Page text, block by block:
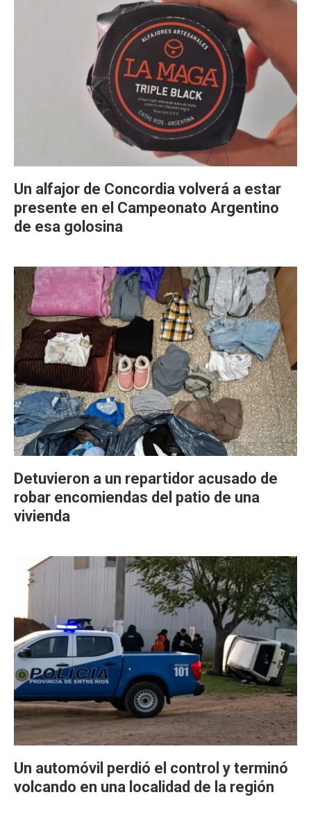
Un alfajor de Concordia volverá a estar
presente en el Campeonato Argentino
de esa golosina
Detuvieron a un repartidor acusado de
robar encomiendas del patio de una
vivienda
Un automóvil perdió el control y terminó
volcando en una localidad de la región